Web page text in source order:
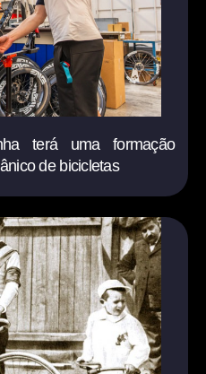
terá uma formação
de bicicletas